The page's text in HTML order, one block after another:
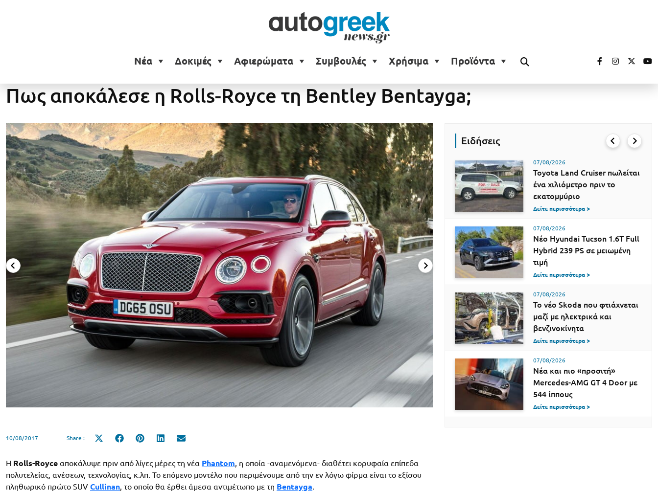
Νέα Δοκιμές Αφιερώματα Συμβουλές Χρήσιμα Προϊόντα
Πως αποκάλεσε η Rolls-Royce τη Bentley Bentayga;
Πως αποκάλεσε η Rolls-Royce τη Bentley Bentayga;
10/08/2017 Share :
Share
Share
Share
Share
H Rolls-Royce αποκάλυψε πριν από λίγες μέρες τη νέα Phantom, η οποία -αναμενόμενα- διαθέτει κορυφαία επίπεδα
πολυτελείας, ανέσεων, τεχνολογίας, κ.λπ. Το επόμενο μοντέλο που περιμένουμε από την εν λόγω φίρμα είναι το εξίσου
πληθωρικό πρώτο SUV Cullinan, το οποίο θα έρθει άμεσα αντιμέτωπο με τη Bentayga.
Ειδήσεις
07/08/2026
Toyota Land Cruiser πωλείται
ένα χιλιόμετρο πριν το
εκατομμύριο
Δείτε περισσότερα >
07/08/2026
Νέο Hyundai Tucson 1.6T Full
Hybrid 239 PS σε μειωμένη
τιμή
Δείτε περισσότερα >
07/08/2026
Το νέο Skoda που φτιάχνεται
μαζί με ηλεκτρικά και
βενζινοκίνητα
Δείτε περισσότερα >
07/08/2026
Νέα και πιο «προσιτή»
Mercedes-AMG GT 4 Door με
544 ίππους
Δείτε περισσότερα >